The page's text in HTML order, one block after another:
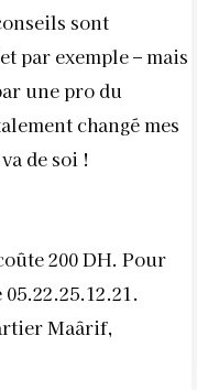
sont
par exemple – mais
une pro du
changé mes
de soi !
200 DH. Pour
Maârif,